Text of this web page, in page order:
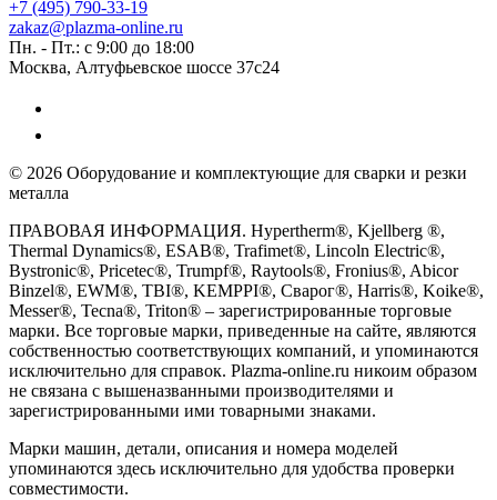
+7 (495) 790-33-19
zakaz@plazma-online.ru
Пн. - Пт.: с 9:00 до 18:00
Москва, Алтуфьевское шоссе 37с24
© 2026 Оборудование и комплектующие для сварки и резки
металла
ПРАВОВАЯ ИНФОРМАЦИЯ. Hypertherm®, Kjellberg ®,
Thermal Dynamics®, ESAB®, Trafimet®, Lincoln Electric®,
Bystronic®, Pricetec®, Trumpf®, Raytools®, Fronius®, Abicor
Binzel®, EWM®, TBI®, KEMPPI®, Сварог®, Harris®, Koike®,
Messer®, Tecna®, Triton® – зарегистрированные торговые
марки. Все торговые марки, приведенные на сайте, являются
собственностью соответствующих компаний, и упоминаются
исключительно для справок. Plazma-online.ru никоим образом
не связана с вышеназванными производителями и
зарегистрированными ими товарными знаками.
Марки машин, детали, описания и номера моделей
упоминаются здесь исключительно для удобства проверки
совместимости.